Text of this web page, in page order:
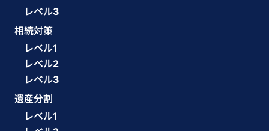
レベル3
相続対策
レベル1
レベル2
レベル3
遺産分割
レベル1